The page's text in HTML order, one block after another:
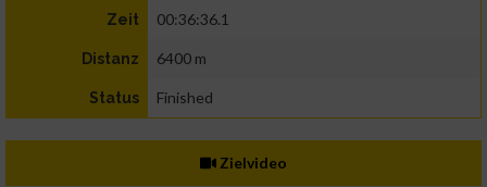
Zeit 00:36:36.1
Distanz 6400 m
Status Finished
Zielvideo